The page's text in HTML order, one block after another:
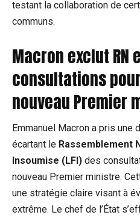
testant la collaboration de
communs.
Macron exclut RN
consultations
nouveau Premier
Emmanuel Macron a pris une
écartant le Rassemblement
Insoumise (LFI) des
nouveau Premier ministre.
une stratégie claire visant à
extrême. Le chef de l’État